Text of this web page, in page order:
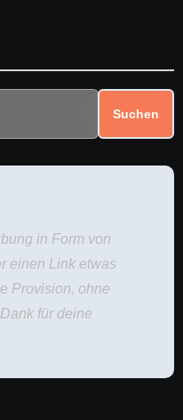
Suchen
in Form von
einen Link etwas
Provision, ohne
für deine